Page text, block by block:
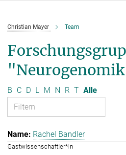
Christian Mayer Team
B C D L M N R T Alle
Rachel Bandler
Gastwissenschaftler*in